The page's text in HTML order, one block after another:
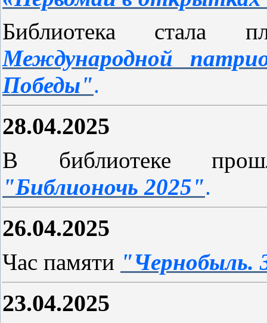
Библиотека стала
Международной
Победы".
28.04.2025
В библиотеке
"Библионочь 2025".
26.04.2025
Час памяти "Чернобыль.
23.04.2025